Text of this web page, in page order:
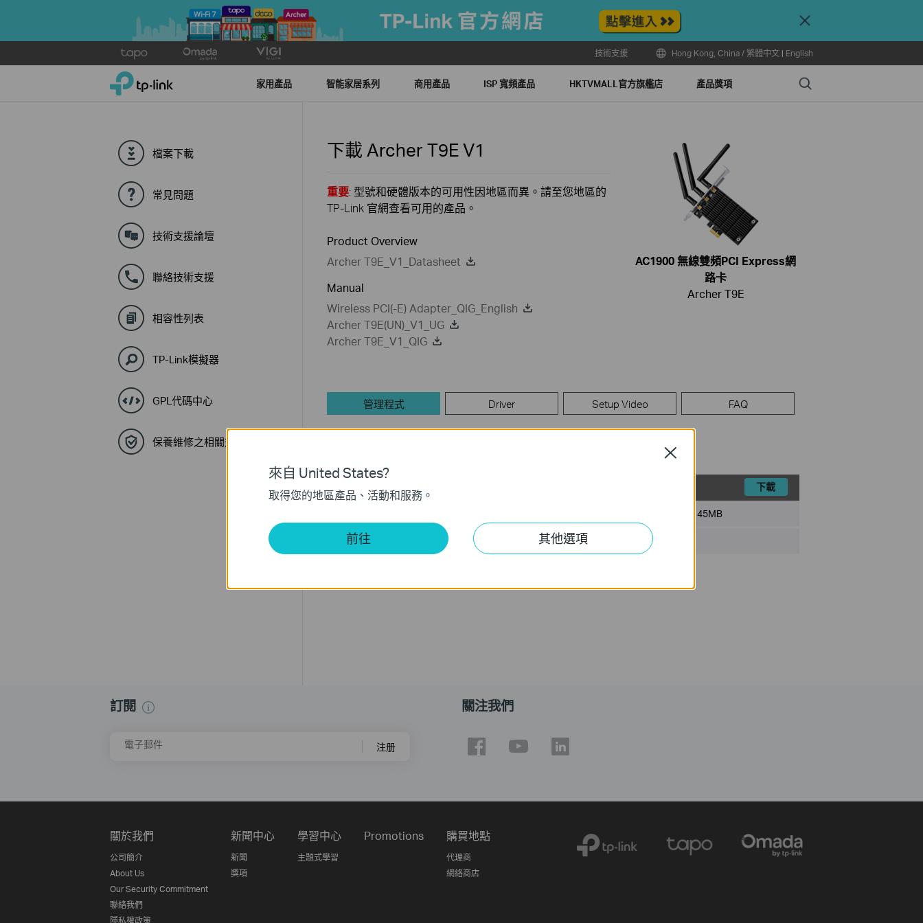
Close
to
技術支援 Hong Kong, China / 繁體中文 | English
TP-Link, Reliably Smart 家用產品 智能家居系列 商用產品 ISP 寬頻產品 HKTVMALL官方旗艦店 產品獎項 Search
檔案下載
常見問題
技術支援論壇
聯絡技術支援
相容性列表
TP-Link模擬器
GPL代碼中心
保養維修之相關規定與流程
下載 Archer T9E V1
重要: 型號和硬體版本的可用性因地區而異。請至您地區的
TP-Link 官網查看可用的產品。
Product Overview
Archer T9E_V1_Datasheet
Manual
Wireless PCI(-E) Adapter_QIG_English
Archer T9E(UN)_V1_UG
Archer T9E_V1_QIG
AC1900 無線雙頻PCI Express網
路卡
Archer T9E
管理程式 Driver Setup Video FAQ
Archer T9E_V1_Utility_141124 下載
45MB
作業系統: WinXP/7/8
For Archer T9E V1
訂閱
電子郵件 注册
關注我們
關於我們
公司簡介
About Us
Our Security Commitment
聯絡我們
隱私權政策
新聞中心
新聞
獎項
學習中心
主題式學習
Promotions 購買地點
代理商
網絡商店
來自 United States?
取得您的地區產品、活動和服務。
前往 其他選項
Close